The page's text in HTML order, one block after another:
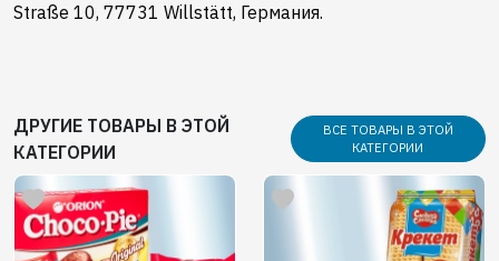
Straße 10, 77731 Willstätt, Германия.
ДРУГИЕ ТОВАРЫ В ЭТОЙ
КАТЕГОРИИ
ВСЕ ТОВАРЫ В ЭТОЙ
КАТЕГОРИИ